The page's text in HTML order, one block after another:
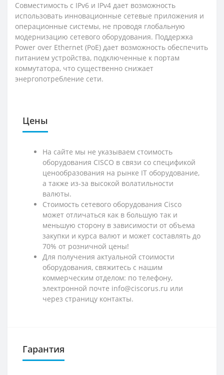
Совместимость с IPv6 и IPv4 дает возможность
использовать инновационные сетевые приложения и
операционные системы, не проводя глобальную
модернизацию сетевого оборудования. Поддержка
Power over Ethernet (PoE) дает возможность обеспечить
питанием устройства, подключенные к портам
коммутатора, что существенно снижает
энергопотребление сети.
Цены
На сайте мы не указываем стоимость
оборудования CISCO в связи со спецификой
ценообразования на рынке IT оборудование,
а также из-за высокой волатильности
валюты.
Стоимость сетевого оборудования Cisco
может отличаться как в большую так и
меньшую сторону в зависимости от объема
закупки и курса валют и может составлять до
70% от розничной цены!
Для получения актуальной стоимости
оборудования, свяжитесь с нашим
коммерческим отделом: по телефону,
электронной почте info@ciscorus.ru или
через страницу контакты.
Гарантия